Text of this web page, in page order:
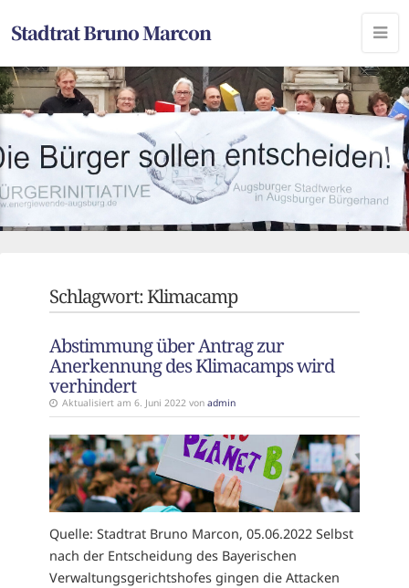
Stadtrat Bruno Marcon
Schlagwort:Klimacamp
Abstimmung über Antrag zur
Anerkennung des Klimacamps wird
verhindert
Aktualisiert am 6. Juni 2022 von admin
Quelle: Stadtrat Bruno Marcon, 05.06.2022 Selbst
nach der Entscheidung des Bayerischen
Verwaltungsgerichtshofes gingen die Attacken